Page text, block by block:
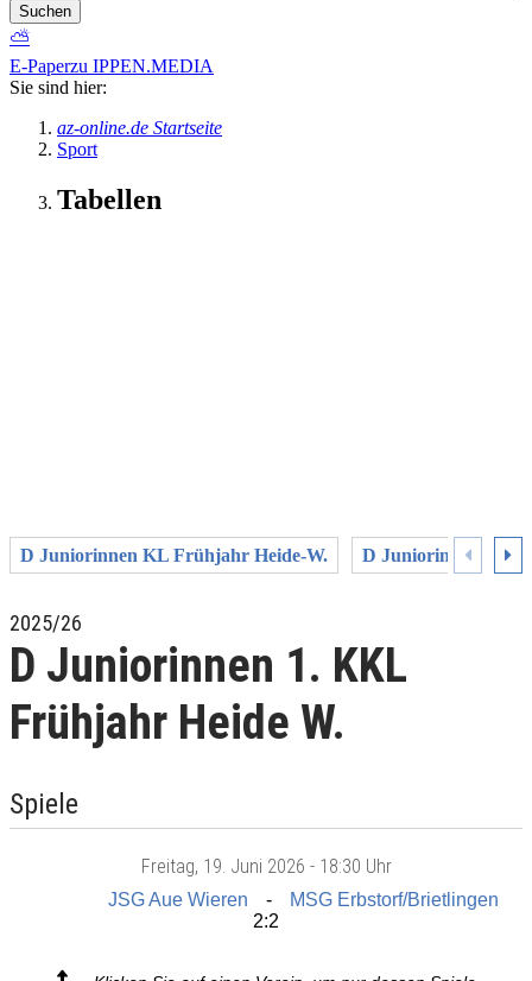
Suchen
⛅
E-Paperzu IPPEN.MEDIA
Sie sind hier:
az-online.de Startseite
Sport
Tabellen
D Juniorinnen KL Frühjahr Heide-W. D Juniorinnen KL
2025/26
D Juniorinnen 1. KKL
Frühjahr Heide W.
Spiele
Freitag, 19. Juni 2026 - 18:30 Uhr
JSG Aue Wieren
MSG Erbstorf/Brietlingen
2:2